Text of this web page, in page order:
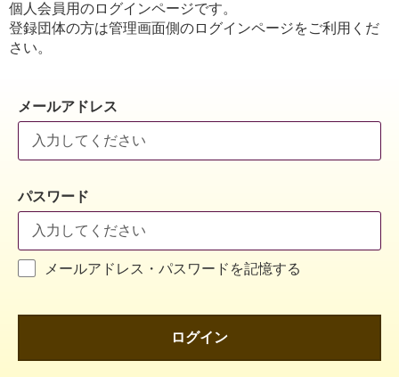
個人会員用のログインページです。
登録団体の方は管理画面側のログインページをご利用くだ
さい。
メールアドレス
パスワード
メールアドレス・パスワードを記憶する
ログイン